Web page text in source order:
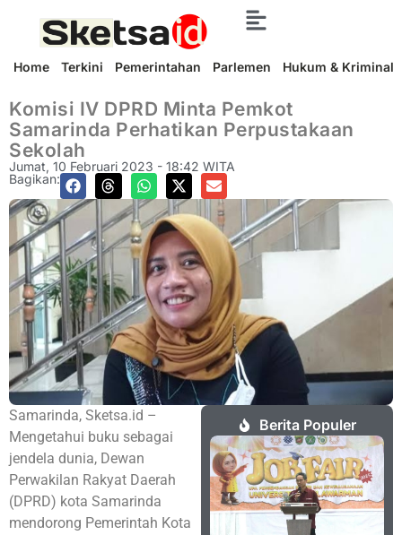
Home Terkini Pemerintahan Parlemen Hukum & Kriminal
Komisi IV DPRD Minta Pemkot
Samarinda Perhatikan Perpustakaan
Sekolah
Jumat, 10 Februari 2023 - 18:42 WITA
Bagikan:
Samarinda, Sketsa.id –
Mengetahui buku sebagai
jendela dunia, Dewan
Perwakilan Rakyat Daerah
(DPRD) kota Samarinda
mendorong Pemerintah Kota
Berita Populer